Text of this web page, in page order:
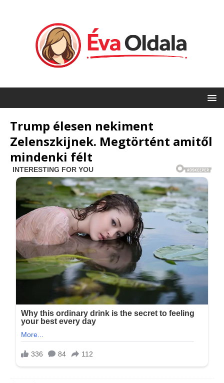
Trump élesen nekiment
Zelenszkijnek. Megtörtént amitől
mindenki félt